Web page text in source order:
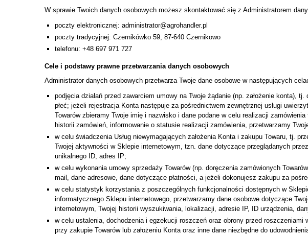
W sprawie Twoich danych osobowych możesz skontaktować się z Administratorem
poczty elektronicznej: administrator@agrohandler.pl
poczty tradycyjnej: Czernikówko 59, 87-640 Czernikowo
telefonu: +48 697 971 727
Cele i podstawy prawne przetwarzania danych osobowych
Administrator danych osobowych przetwarza Twoje dane osobowe w następujących
podjęcia działań przed zawarciem umowy na Twoje żądanie (np. założenie konta),
płeć; jeżeli rejestracja Konta następuje za pośrednictwem zewnętrznej usługi
Towarów zbieramy Twoje imię i nazwisko i dane podane w celu realizacji
historii zamówień, informowanie o statusie realizacji zamówienia, przetwarzamy
w celu świadczenia Usług niewymagających założenia Konta i zakupu Towaru, tj.
Twojej aktywności w Sklepie internetowym, tzn. dane dotyczące przeglądanych
unikalnego ID, adres IP;
w celu wykonania umowy sprzedaży Towarów (np. doręczenia zamówionych
mail, dane adresowe, dane dotyczące płatności, a jeżeli dokonujesz zakupu za
w celu statystyk korzystania z poszczególnych funkcjonalności dostępnych w
informatycznego Sklepu internetowego, przetwarzamy dane osobowe dotyczące
internetowym, Twojej historii wyszukiwania, lokalizacji, adresie IP, ID urządzenia,
w celu ustalenia, dochodzenia i egzekucji roszczeń oraz obrony przed
przy zakupie Towarów lub założeniu Konta oraz inne dane niezbędne do